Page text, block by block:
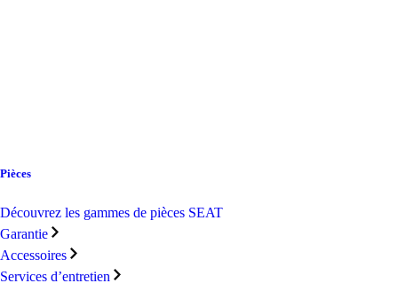
Pièces
Découvrez les gammes de pièces SEAT
Garantie
Accessoires
Services d’entretien